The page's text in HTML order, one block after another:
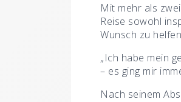
Mit mehr als
Reise sowohl
Wunsch zu
„Ich habe mein
– es ging mir
Nach seinem